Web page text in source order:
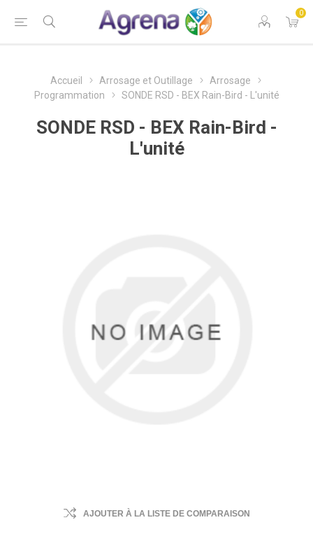
0
Accueil Arrosage et Outillage
Arrosage
Programmation
SONDE RSD - BEX Rain-Bird - L'unité
SONDE RSD - BEX Rain-Bird -
L'unité
AJOUTER À LA LISTE DE COMPARAISON